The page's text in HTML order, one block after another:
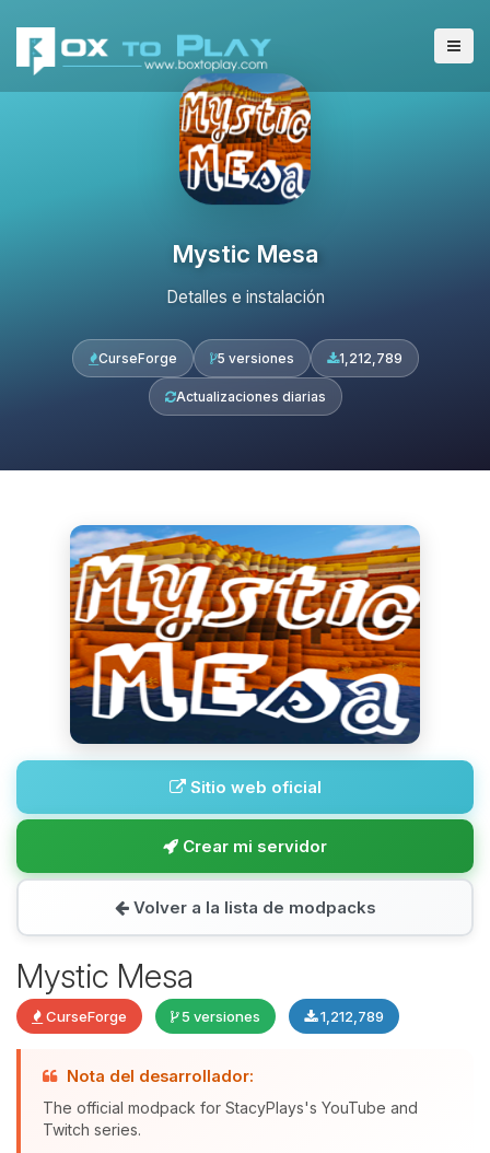
Mystic Mesa
Detalles e instalación
CurseForge 5 versiones 1,212,789
Actualizaciones diarias
Sitio web oficial
Crear mi servidor
Volver a la lista de modpacks
Mystic Mesa
CurseForge 5 versiones 1,212,789
Nota del desarrollador:
The official modpack for StacyPlays's YouTube and
Twitch series.
Yupi, por fin alguien con quien
hablar! Soy Choupy, tu pequeno